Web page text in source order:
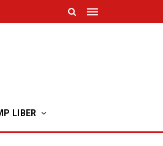
LIBER